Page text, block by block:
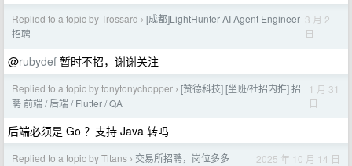
Replied to a topic by Trossard › [成都]LightHunter AI Agent Engineer
招聘
3 月 2
日
@rubydef 暂时不招，谢谢关注
Replied to a topic by tonytonychopper › [赞德科技] [坐班/社招内推] 招
聘 前端 / 后端 / Flutter / QA
1 月 31
日
后端必须是 Go ？支持 Java 转吗
Replied to a topic by Titans › 交易所招聘，岗位多多 2025 年 10 月 14 日